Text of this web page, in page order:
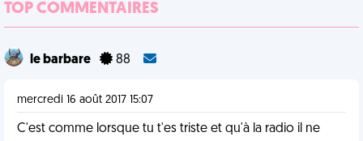
TOP COMMENTAIRES
le barbare 88
mercredi 16 août 2017 15:07
C'est comme lorsque tu t'es triste et qu'à la radio il ne